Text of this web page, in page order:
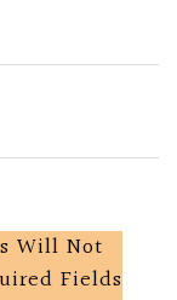
Will Not
Fields